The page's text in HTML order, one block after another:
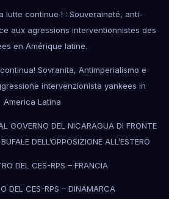
lutte continue ! : Souveraineté, anti-
aux agressions interventionnistes des
en Amérique latine.
Sovranita, Antimperialismo e
intervenzionista yankees in
America Latina
GOVERNO DEL NICARAGUA DI FRONTE
DELL’OPPOSIZIONE ALL’ESTERO
DEL CES-RPS – FRANCIA
DEL CES-RPS – DINAMARCA